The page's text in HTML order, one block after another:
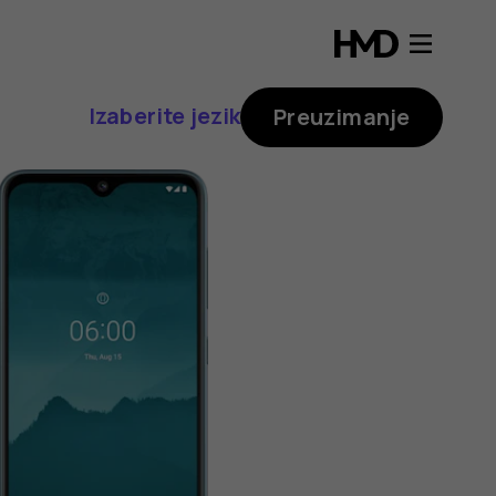
Izaberite jezik Preuzimanje